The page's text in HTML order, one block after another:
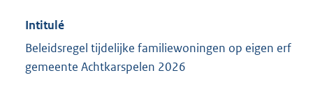
Intitulé
Beleidsregel tijdelijke familiewoningen op eigen erf
gemeente Achtkarspelen 2026